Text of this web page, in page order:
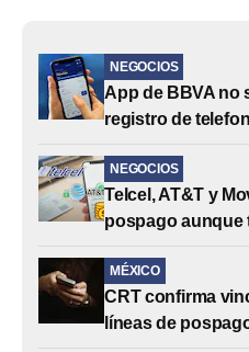
NEGOCIOS
App de BBVA no
registro de
NEGOCIOS
Telcel, AT&T y
pospago aunque
MÉXICO
CRT confirma
líneas de